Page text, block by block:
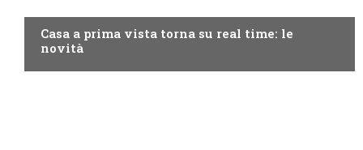
Casa a prima vista torna su real time: le
novità